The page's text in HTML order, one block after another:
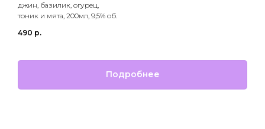
джин, базилик, огурец,
тоник и мята, 200мл, 9,5% об.
490 р.
Подробнее